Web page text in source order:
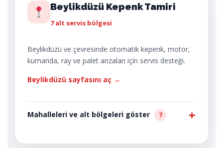
Beylikdüzü Kepenk Tamiri
7 alt servis bölgesi
Beylikdüzü ve çevresinde otomatik kepenk, motor,
kumanda, ray ve palet arızaları için servis desteği.
Beylikdüzü sayfasını aç →
Mahalleleri ve alt bölgeleri göster 7